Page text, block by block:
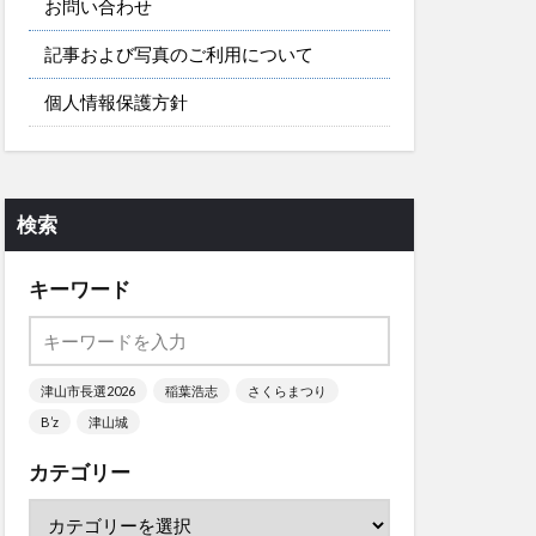
お問い合わせ
記事および写真のご利用について
個人情報保護方針
検索
キーワード
津山市長選2026 稲葉浩志
さくらまつり
B’z
津山城
カテゴリー